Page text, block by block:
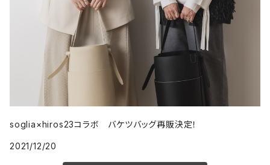
soglia×hiros23コラボ バケツバッグ再販決定！
2021/12/20